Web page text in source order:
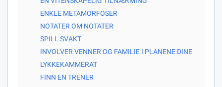
ENKLE METAMORFOSER
NOTATER OM NOTATER
SPILL SVAKT
INVOLVER VENNER OG FAMILIE I PLANENE DINE
LYKKEKAMMERAT
FINN EN TRENER